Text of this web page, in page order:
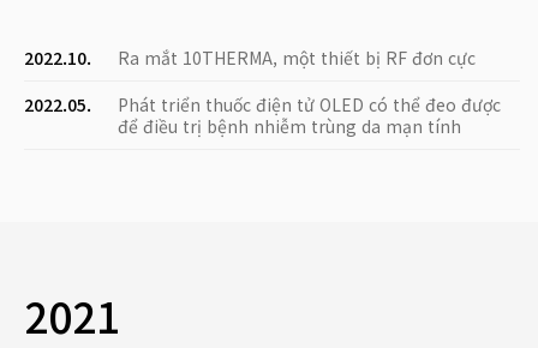
2022.10.
Ra mắt 10THERMA, một thiết bị RF đơn cực
2022.05.
Phát triển thuốc điện tử OLED có thể đeo được
để điều trị bệnh nhiễm trùng da mạn tính
2021